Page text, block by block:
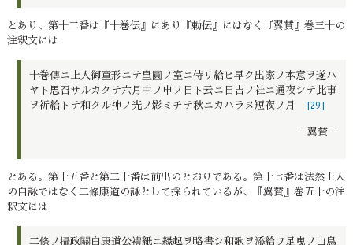
とあり、第十二番は『十巻伝』にあり『勅伝』にはなく『翼賛』巻三十の
注釈文には
十巻傳ニ上人御童形ニテ皇圓ノ室ニ侍リ給ヒ早ク出家ノ本意ヲ遂ハ
ヤト思召サルカクテ六月中ノ申ノ日ト云ニ日吉ノ社ニ通夜シテ此事
ヲ祈給トテ和クル神ノ光ノ影ミチテ秋ニカハラヌ短夜ノ月
[29]
－翼賛－
とある。第十五番と第二十番は前出のとおりである。第十七番は法然上人
の自詠ではなく二條康道の詠として採られているが、『翼賛』巻五十の注
釈文には
二條ノ攝政關白康道公禮紙ニ縁起ヲ略書シ和歌ヲ添給フ足曳ノ山鳥